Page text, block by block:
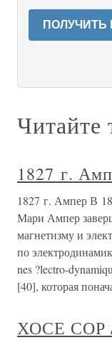
ПОЛУЧИТЬ
Читайте
1827 г.
1827 г. Ампер В
Мари Ампер
магнетизму и
по
nes ?lectro-
[40], которая
ХОСЕ СОР